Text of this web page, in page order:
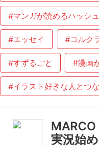
#マンガが読めるハッシ
#エッセイ #コルク
#すずるごと #漫画
#イラスト好きな人とつ
実況始